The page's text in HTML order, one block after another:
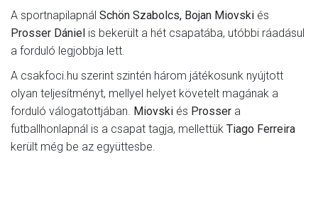
A sportnapilapnál Schön Szabolcs, Bojan Miovski és
Prosser Dániel is bekerült a hét csapatába, utóbbi ráadásul
a forduló legjobbja lett.
A csakfoci.hu szerint szintén három játékosunk nyújtott
olyan teljesítményt, mellyel helyet követelt magának a
forduló válogatottjában. Miovski és Prosser a
futballhonlapnál is a csapat tagja, mellettük Tiago Ferreira
került még be az együttesbe.